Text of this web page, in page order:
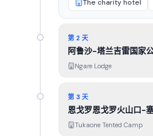
The charity hotel
第 2 天
阿鲁沙-塔兰吉雷国家
Ngare Lodge
第 3 天
恩戈罗恩戈罗火山口-
Tukaone Tented Camp